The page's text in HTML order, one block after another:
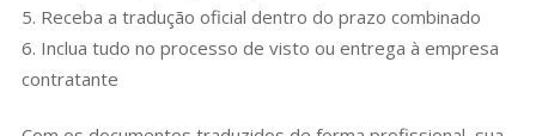
Receba a tradução oficial dentro do prazo combinado
Inclua tudo no processo de visto ou entrega à empresa
contratante